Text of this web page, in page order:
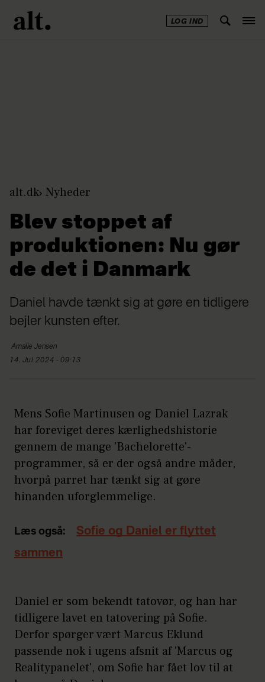
LOG IND
alt.dk Nyheder
Blev stoppet af
produktionen: Nu gør
de det i Danmark
Daniel havde tænkt sig at gøre en tidligere
bejler kunsten efter.
Amalie Jensen
14. Jul 2024 - 09:13
Mens Sofie Martinusen og Daniel Lazrak
har foreviget deres kærlighedshistorie
gennem de mange 'Bachelorette'-
programmer, så er der også andre måder,
hvorpå parret har tænkt sig at gøre
hinanden uforglemmelige.
Læs også:
Sofie og Daniel er flyttet
sammen
Daniel er som bekendt tatovør, og han har
tidligere lavet en tatovering på Sofie.
Derfor spørger vært Marcus Eklund
passende nok i ugens afsnit af 'Marcus og
Realitypanelet', om Sofie har fået lov til at